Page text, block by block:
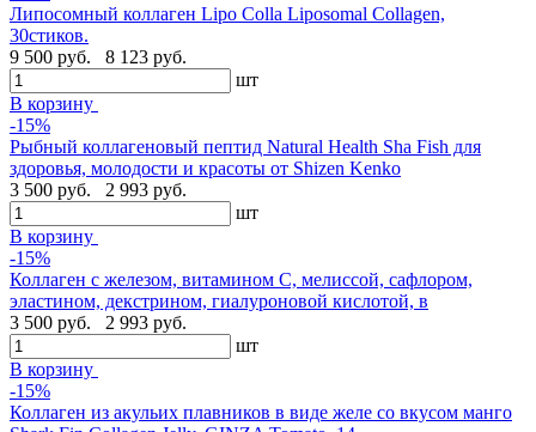
Липосомный коллаген Lipo Colla Liposomal Collagen,
30стиков.
9 500 руб.
8 123 руб.
шт
В корзину
-15%
Рыбный коллагеновый пептид Natural Health Sha Fish для
здоровья, молодости и красоты от Shizen Kenko
3 500 руб.
2 993 руб.
шт
В корзину
-15%
Коллаген с железом, витамином C, мелиссой, сафлором,
эластином, декстрином, гиалуроновой кислотой, в
3 500 руб.
2 993 руб.
шт
В корзину
-15%
Коллаген из акульих плавников в виде желе со вкусом манго